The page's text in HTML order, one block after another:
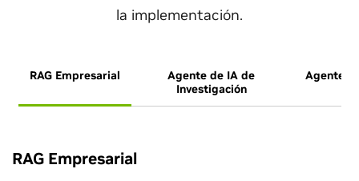
la implementación.
RAG Empresarial
Agente de IA de
Investigación
Agente
RAG Empresarial